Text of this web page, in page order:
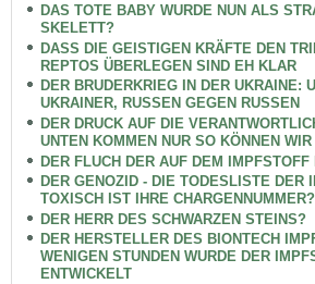
DAS TOTE BABY WURDE NUN ALS
SKELETT?
DASS DIE GEISTIGEN KRÄFTE DEN
REPTOS ÜBERLEGEN SIND EH KLAR
DER BRUDERKRIEG IN DER UKRAINE:
UKRAINER, RUSSEN GEGEN RUSSEN
DER DRUCK AUF DIE
UNTEN KOMMEN NUR SO KÖNNEN
DER FLUCH DER AUF DEM IMPFSTOFF
DER GENOZID - DIE TODESLISTE DER
TOXISCH IST IHRE CHARGENNUMMER?
DER HERR DES SCHWARZEN STEINS?
DER HERSTELLER DES BIONTECH
WENIGEN STUNDEN WURDE DER
ENTWICKELT